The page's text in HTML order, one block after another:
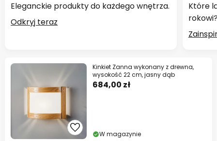
Eleganckie produkty do każdego wnętrza.
Odkryj teraz
Które
Kinkiet Zanna wykonany z drewna,
wysokość 22 cm, jasny dąb
684,00 zł
W magazynie